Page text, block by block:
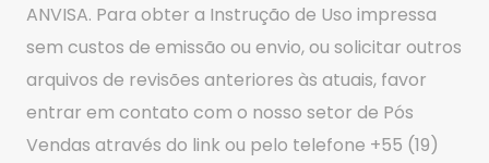
ANVISA. Para obter a Instrução de Uso impressa
sem custos de emissão ou envio, ou solicitar outros
arquivos de revisões anteriores às atuais, favor
entrar em contato com o nosso setor de Pós
Vendas através do link ou pelo telefone +55 (19)